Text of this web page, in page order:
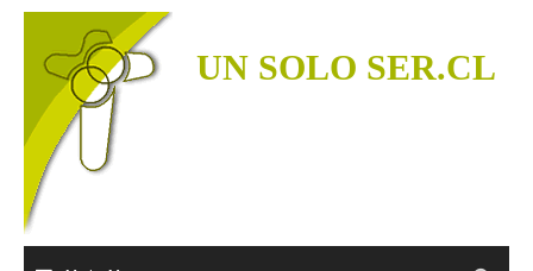
Skip
content
UN SOLO SER.CL